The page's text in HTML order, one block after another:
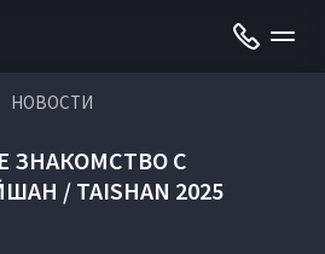
НОВОСТИ
ЗНАКОМСТВО С
/ TAISHAN 2025